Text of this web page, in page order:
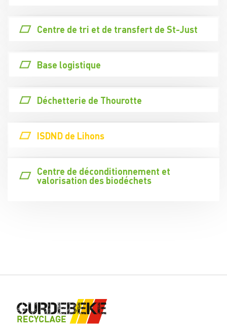
Centre de tri et de transfert de St-Just
Base logistique
Déchetterie de Thourotte
ISDND de Lihons
Centre de déconditionnement et
valorisation des biodéchets